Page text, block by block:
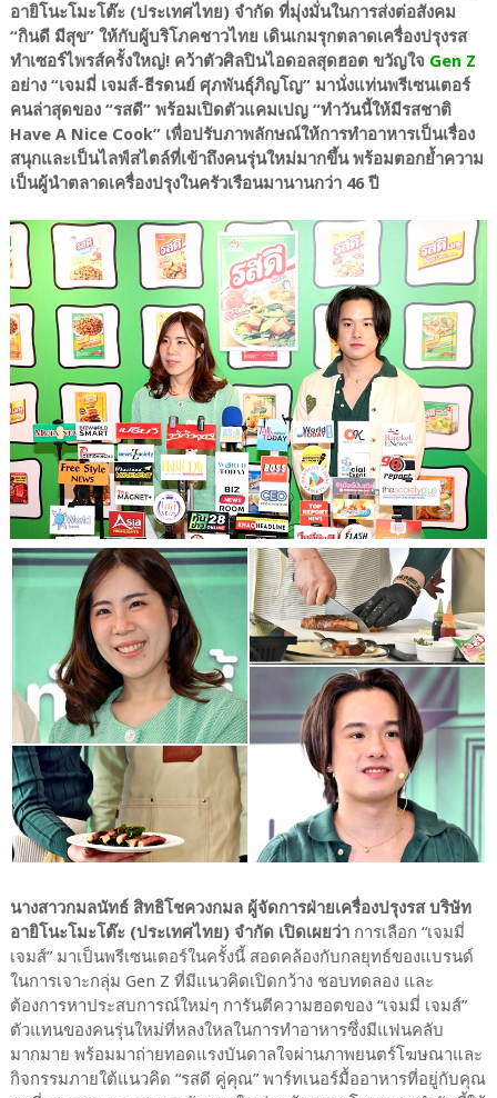
อายิโนะโมะโต๊ะ (ประเทศไทย) จำกัด ที่มุ่งมั่นในการส่งต่อสังคม
“กินดี มีสุข” ให้กับผู้บริโภคชาวไทย เดินเกมรุกตลาดเครื่องปรุงรส
ทำเซอร์ไพรส์ครั้งใหญ่! คว้าตัวศิลปินไอดอลสุดฮอต ขวัญใจ Gen Z
อย่าง “เจมมี่ เจมส์-ธีรดนย์ ศุภพันธุ์ภิญโญ” มานั่งแท่นพรีเซนเตอร์
คนล่าสุดของ “รสดี” พร้อมเปิดตัวแคมเปญ “ทำวันนี้ให้มีรสชาติ
Have A Nice Cook” เพื่อปรับภาพลักษณ์ให้การทำอาหารเป็นเรื่อง
สนุกและเป็นไลฟ์สไตล์ที่เข้าถึงคนรุ่นใหม่มากขึ้น พร้อมตอกย้ำความ
เป็นผู้นำตลาดเครื่องปรุงในครัวเรือนมานานกว่า 46 ปี
นางสาวกมลนัทธ์ สิทธิโชควงกมล ผู้จัดการฝ่ายเครื่องปรุงรส บริษัท
อายิโนะโมะโต๊ะ (ประเทศไทย) จำกัด เปิดเผยว่าการเลือก “เจมมี่
เจมส์” มาเป็นพรีเซนเตอร์ในครั้งนี้ สอดคล้องกับกลยุทธ์ของแบรนด์
ในการเจาะกลุ่ม Gen Z ที่มีแนวคิดเปิดกว้าง ชอบทดลอง และ
ต้องการหาประสบการณ์ใหม่ๆ การันตีความฮอตของ “เจมมี่ เจมส์”
ตัวแทนของคนรุ่นใหม่ที่หลงใหลในการทำอาหารซึ่งมีแฟนคลับ
มากมาย พร้อมมาถ่ายทอดแรงบันดาลใจผ่านภาพยนตร์โฆษณาและ
กิจกรรมภายใต้แนวคิด “รสดี คู่คุณ” พาร์ทเนอร์มื้ออาหารที่อยู่กับคุณ